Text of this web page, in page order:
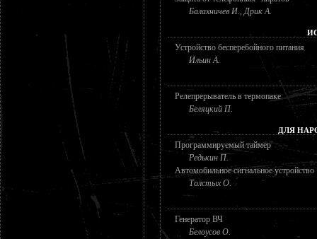
Балахничев И., Дрик А.
Устройство бесперебойного питания
Ильин А.
Релепрерыватель в термопаке
Беляцкий П.
ДЛЯ
Программируемый таймер
Редькин П.
Автомобильное сигнальное устройство
Толстых О.
Генератор ВЧ
Белоусов О.